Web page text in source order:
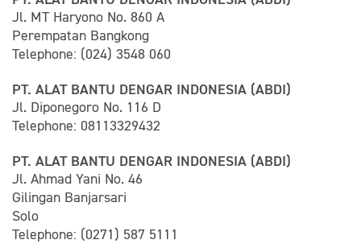
Jl. MT Haryono No. 860 A
Perempatan Bangkong
Telephone: (024) 3548 060
PT. ALAT BANTU DENGAR INDONESIA (ABDI)
Jl. Diponegoro No. 116 D
Telephone: 08113329432
PT. ALAT BANTU DENGAR INDONESIA (ABDI)
Jl. Ahmad Yani No. 46
Gilingan Banjarsari
Solo
Telephone: (0271) 587 5111